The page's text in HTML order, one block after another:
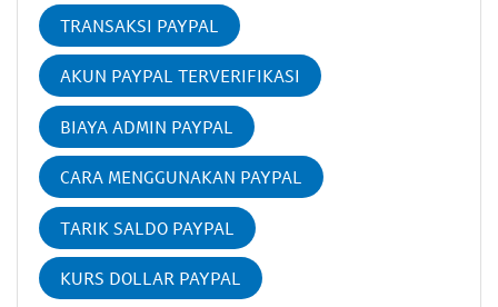
TRANSAKSI PAYPAL
AKUN PAYPAL TERVERIFIKASI
BIAYA ADMIN PAYPAL
CARA MENGGUNAKAN PAYPAL
TARIK SALDO PAYPAL
KURS DOLLAR PAYPAL